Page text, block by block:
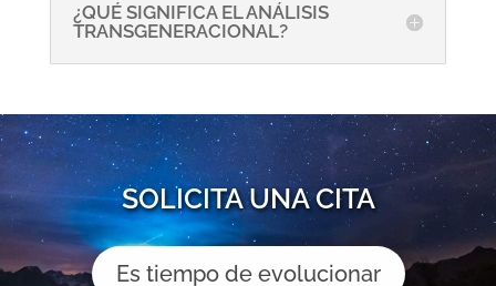
¿QUÉ SIGNIFICA EL ANÁLISIS
TRANSGENERACIONAL?
SOLICITA UNA CITA
Es tiempo de evolucionar